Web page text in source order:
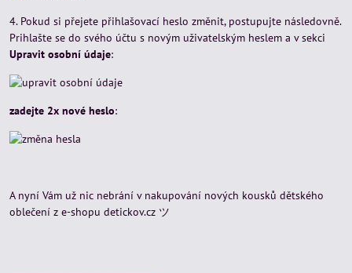
4. Pokud si přejete přihlašovací heslo změnit, postupujte následovně.
Prihlašte se do svého účtu s novým uživatelským heslem a v sekci
Upravit osobní údaje:
zadejte 2x nové heslo:
A nyní Vám už nic nebrání v nakupování nových kousků dětského
oblečení z e-shopu detickov.cz ツ